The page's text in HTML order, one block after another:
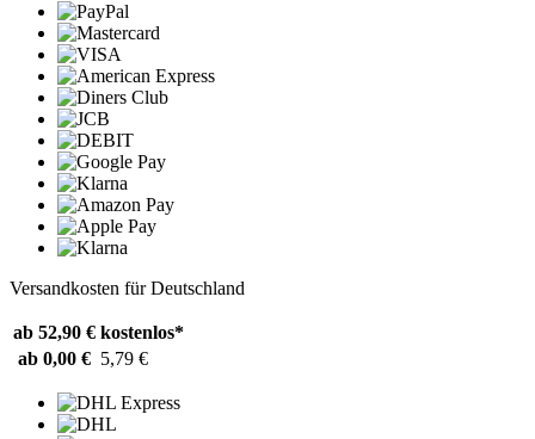
Versandkosten für Deutschland
ab 52,90 € kostenlos*
ab 0,00 € 5,79 €